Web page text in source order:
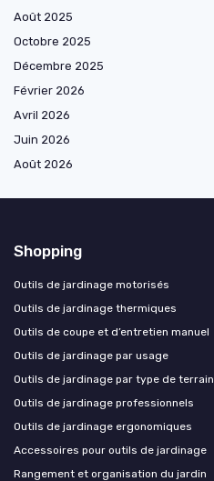
Août 2025
Octobre 2025
Décembre 2025
Février 2026
Avril 2026
Juin 2026
Août 2026
Shopping
Outils de jardinage motorisés
Outils de jardinage thermiques
Outils de coupe et d’entretien manuel
Outils de jardinage par usage
Outils de jardinage par type de terrain
Outils de jardinage professionnels
Outils de jardinage ergonomiques
Accessoires pour outils de jardinage
Rangement et organisation du jardin